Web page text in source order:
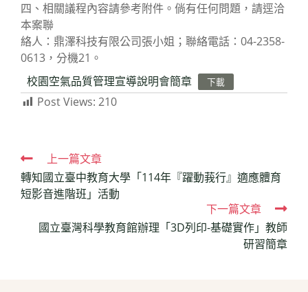
四、相關議程內容請參考附件。倘有任何問題，請逕洽
本案聯
絡人：鼎澤科技有限公司張小姐；聯絡電話：04-2358-
0613，分機21。
校園空氣品質管理宣導說明會簡章
下載
Post Views: 210
Read
more
articles
上一篇文章
轉知國立臺中教育大學「114年『躍動莪行』適應體育
短影音進階班」活動
下一篇文章
國立臺灣科學教育館辦理「3D列印-基礎實作」教師
研習簡章